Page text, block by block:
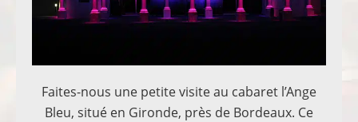
Faites-nous une petite visite au cabaret l’Ange
Bleu, situé en Gironde, près de Bordeaux. Ce